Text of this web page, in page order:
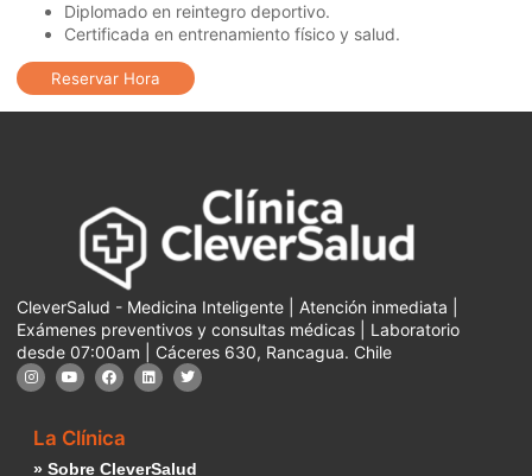
Diplomado en reintegro deportivo.
Certificada en entrenamiento físico y salud.
Reservar Hora
CleverSalud - Medicina Inteligente | Atención inmediata |
Exámenes preventivos y consultas médicas | Laboratorio
desde 07:00am | Cáceres 630, Rancagua. Chile
La Clínica
» Sobre CleverSalud